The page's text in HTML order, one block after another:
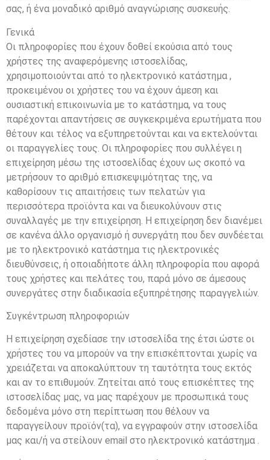
σας, ή ένα μοναδικό αριθμό αναγνώρισης συσκευής.
Γενικά
Οι πληροφορίες που έχουν δοθεί εκούσια από τους
χρήστες της αναφερόμενης ιστοσελίδας,
χρησιμοποιούνται από το ηλεκτρονικό κατάστημα ,
προκειμένου οι χρήστες του να έχουν άμεση και
ουσιαστική επικοινωνία με το κατάστημα, να τους
παρέχονται απαντήσεις σε συγκεκριμένα ερωτήματα που
θέτουν και τέλος να εξυπηρετούνται και να εκτελούνται
οι παραγγελίες τους. Οι πληροφορίες που συλλέγει η
επιχείρηση μέσω της ιστοσελίδας έχουν ως σκοπό να
μετρήσουν το αριθμό επισκεψιμότητας της, να
καθορίσουν τις απαιτήσεις των πελατών για
περισσότερα προϊόντα και να διευκολύνουν στις
συναλλαγές με την επιχείρηση. Η επιχείρηση δεν διανέμει
σε κανένα άλλο οργανισμό ή συνεργάτη που δεν συνδέεται
με το ηλεκτρονικό κατάστημα τις ηλεκτρονικές
διευθύνσεις, ή οποιαδήποτε άλλη πληροφορία που αφορά
τους χρήστες και πελάτες του, παρά μόνο σε άμεσους
συνεργάτες στην διαδικασία εξυπηρέτησης παραγγελιών.
Συγκέντρωση πληροφοριών
Η επιχείρηση σχεδίασε την ιστοσελίδα της έτσι ώστε οι
χρήστες του να μπορούν να την επισκέπτονται χωρίς να
χρειάζεται να αποκαλύπτουν τη ταυτότητα τους εκτός
και αν το επιθυμούν. Ζητείται από τους επισκέπτες της
ιστοσελίδας μας, να μας παρέχουν με προσωπικά τους
δεδομένα μόνο στη περίπτωση που θέλουν να
παραγγείλουν προϊόν(τα), να εγγραφούν στην ιστοσελίδα
μας και/ή να στείλουν email στο ηλεκτρονικό κατάστημα .